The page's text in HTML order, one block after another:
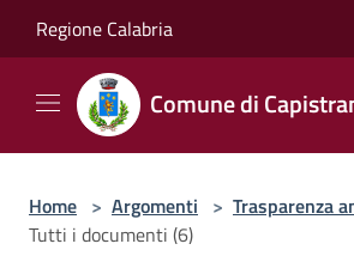
Regione Calabria
Comune di
Home > Argomenti > Trasparenza
Tutti i documenti (6)